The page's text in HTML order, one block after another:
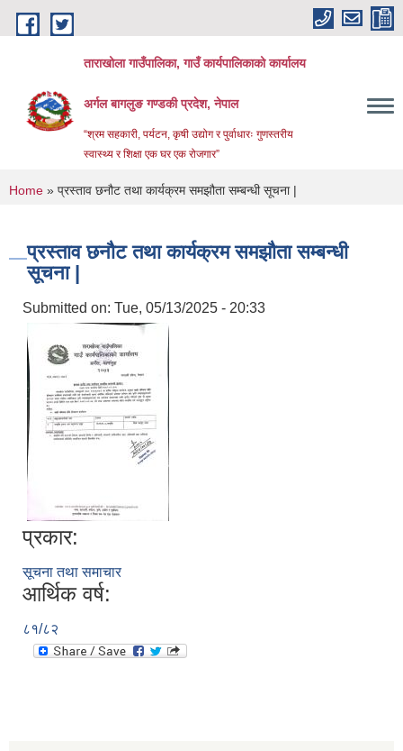
Skip to main content
ताराखोला गाउँपालिका, गाउँ कार्यपालिकाको कार्यालय
अर्गल बागलुङ गण्डकी प्रदेश, नेपाल
“श्रम सहकारी, पर्यटन, कृषी उद्योग र पुर्वाधारः गुणस्तरीय
स्वास्थ्य र शिक्षा एक घर एक रोजगार”
You are here
Home » प्रस्ताव छनौट तथा कार्यक्रम समझौता सम्बन्धी सूचना |
प्रस्ताव छनौट तथा कार्यक्रम समझौता सम्बन्धी
सूचना |
Submitted on: Tue, 05/13/2025 - 20:33
प्रकार:
सूचना तथा समाचार
आर्थिक वर्ष:
८१/८२